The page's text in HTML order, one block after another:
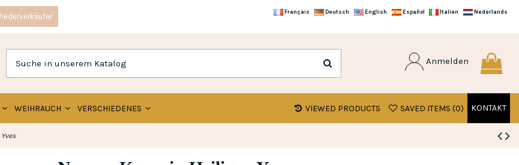
Français Deutsch English Español Italien Nederlands
Anmelden
WEIHRAUCH VERSCHIEDENES KONTAKT
SAVED ITEMS (0)
VIEWED PRODUCTS